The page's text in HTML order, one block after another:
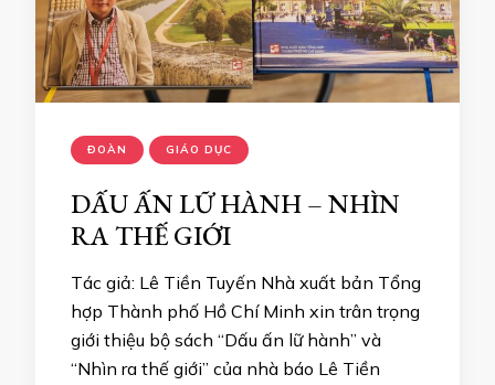
ĐOÀN GIÁO DỤC
DẤU ẤN LỮ HÀNH – NHÌN
RA THẾ GIỚI
Tác giả: Lê Tiền Tuyến Nhà xuất bản Tổng
hợp Thành phố Hồ Chí Minh xin trân trọng
giới thiệu bộ sách “Dấu ấn lữ hành” và
“Nhìn ra thế giới” của nhà báo Lê Tiền